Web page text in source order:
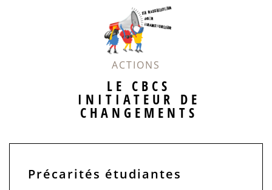
ACTIONS
LE CBCS
INITIATEUR DE
CHANGEMENTS
Précarités étudiantes